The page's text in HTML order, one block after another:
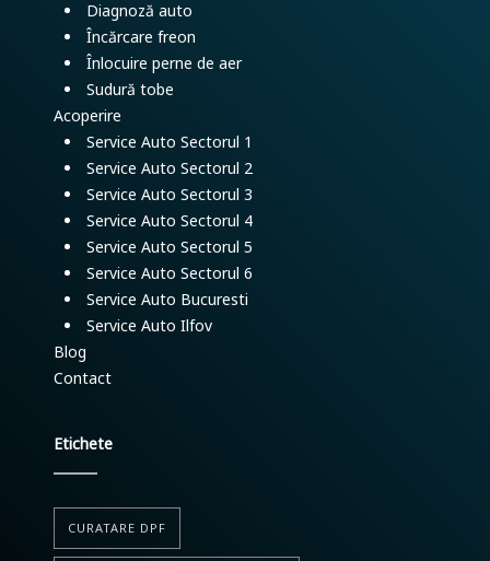
Diagnoză auto
Încărcare freon
Înlocuire perne de aer
Sudură tobe
Acoperire
Service Auto Sectorul 1
Service Auto Sectorul 2
Service Auto Sectorul 3
Service Auto Sectorul 4
Service Auto Sectorul 5
Service Auto Sectorul 6
Service Auto Bucuresti
Service Auto Ilfov
Blog
Contact
Etichete
CURATARE DPF